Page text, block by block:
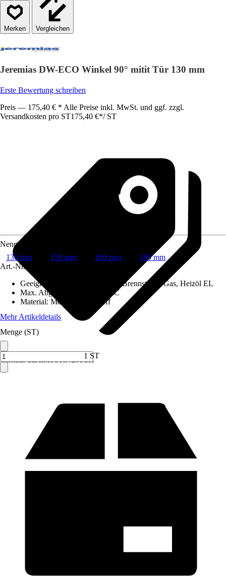
Vergleichen
Jeremias DW-ECO Winkel 90° mitit Tür 130 mm
Erste Bewertung schreiben
Preis — 175,40 € * Alle Preise inkl. MwSt. und ggf. zzgl.
Versandkosten pro ST175,40 €*/ ST
Verkauf durch:HORNBACH
Nenndurchmesser
130 mm
150 mm 160 mm
180 mm
Art.-Nr.
Geeignet für Brennstoffe
Feste Brennstoffe, Gas, Heizöl EL
Max. Abgastemperatur
600 °C
Material: Metall, Dämmstoff
Mehr Artikeldetails
Menge (ST)
1 ST